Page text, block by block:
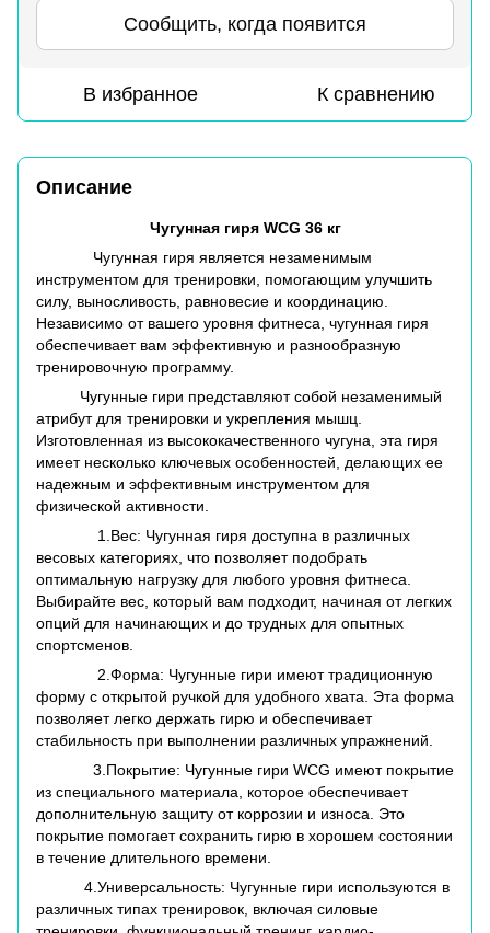
Сообщить, когда появится
В избранное К сравнению
Описание
Чугунная гиря WCG 36 кг
Чугунная гиря является незаменимым
инструментом для тренировки, помогающим улучшить
силу, выносливость, равновесие и координацию.
Независимо от вашего уровня фитнеса, чугунная гиря
обеспечивает вам эффективную и разнообразную
тренировочную программу.
Чугунные гири представляют собой незаменимый
атрибут для тренировки и укрепления мышц.
Изготовленная из высококачественного чугуна, эта гиря
имеет несколько ключевых особенностей, делающих ее
надежным и эффективным инструментом для
физической активности.
1.Вес: Чугунная гиря доступна в различных
весовых категориях, что позволяет подобрать
оптимальную нагрузку для любого уровня фитнеса.
Выбирайте вес, который вам подходит, начиная от легких
опций для начинающих и до трудных для опытных
спортсменов.
2.Форма: Чугунные гири имеют традиционную
форму с открытой ручкой для удобного хвата. Эта форма
позволяет легко держать гирю и обеспечивает
стабильность при выполнении различных упражнений.
3.Покрытие: Чугунные гири WCG имеют покрытие
из специального материала, которое обеспечивает
дополнительную защиту от коррозии и износа. Это
покрытие помогает сохранить гирю в хорошем состоянии
в течение длительного времени.
4.Универсальность: Чугунные гири используются в
различных типах тренировок, включая силовые